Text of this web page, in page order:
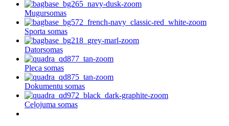
Mugursomas
Sporta somas
Datorsomas
Pleca somas
Dokumentu somas
Ceļojuma somas